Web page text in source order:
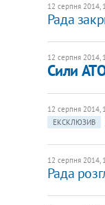
12 серпня 2014,
Рада
12 серпня 2014,
Сили
12 серпня 2014,
ЕКСКЛЮЗИВ
12 серпня 2014,
Рада